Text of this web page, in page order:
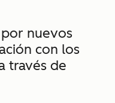
nuevos
con los
través de